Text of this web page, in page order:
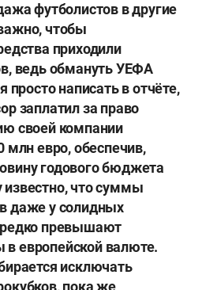
футболистов в другие
чтобы
приходили
ведь обмануть УЕФА
просто написать в отчёте,
заплатил за право
своей компании
млн евро, обеспечив,
годового бюджета
что суммы
даже у солидных
редко превышают
европейской валюте.
исключать
пока же